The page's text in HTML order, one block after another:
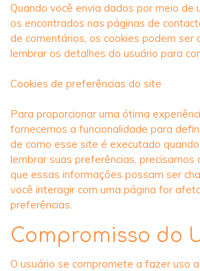
Quando você envia dados por meio de
os encontrados nas páginas de
de comentários, os cookies podem ser
lembrar os detalhes do usuário para
Cookies de preferências do site
Para proporcionar uma ótima
fornecemos a funcionalidade para
de como esse site é executado
lembrar suas preferências, precisamos
que essas informações possam ser
você interagir com uma página for
preferências.
Compromisso do
O usuário se compromete a fazer uso